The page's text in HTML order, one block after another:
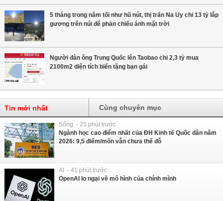
5 tháng trong năm tối như hũ nút, thị trấn Na Uy chi 13 tỷ lắp
gương trên núi để phản chiếu ánh mặt trời
Người đàn ông Trung Quốc lên Taobao chi 2,3 tỷ mua
2100m2 diện tích biển tặng bạn gái
Tin mới nhất Cùng chuyên mục
Sống - 25 phút trước
Ngành học cao điểm nhất của ĐH Kinh tế Quốc dân năm
2026: 9,5 điểm/môn vẫn chưa thể đỗ
AI - 41 phút trước
OpenAI lo ngại về mô hình của chính mình